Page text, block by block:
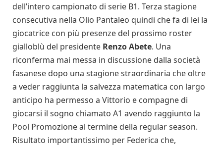
dell’intero campionato di serie B1. Terza stagione
consecutiva nella Olio Pantaleo quindi che fa di lei la
giocatrice con più presenze del prossimo roster
gialloblù del presidente Renzo Abete. Una
riconferma mai messa in discussione dalla società
fasanese dopo una stagione straordinaria che oltre
a veder raggiunta la salvezza matematica con largo
anticipo ha permesso a Vittorio e compagne di
giocarsi il sogno chiamato A1 avendo raggiunto la
Pool Promozione al termine della regular season.
Risultato importantissimo per Federica che,